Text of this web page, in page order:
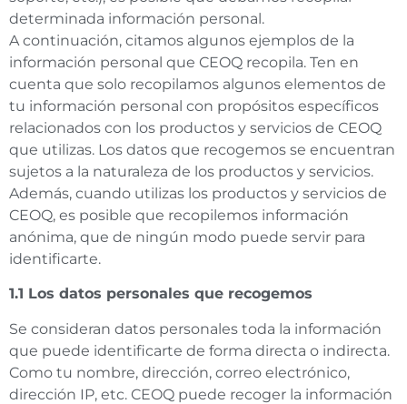
determinada información personal.
A continuación, citamos algunos ejemplos de la
información personal que CEOQ recopila. Ten en
cuenta que solo recopilamos algunos elementos de
tu información personal con propósitos específicos
relacionados con los productos y servicios de CEOQ
que utilizas. Los datos que recogemos se encuentran
sujetos a la naturaleza de los productos y servicios.
Además, cuando utilizas los productos y servicios de
CEOQ, es posible que recopilemos información
anónima, que de ningún modo puede servir para
identificarte.
1.1 Los datos personales que recogemos
Se consideran datos personales toda la información
que puede identificarte de forma directa o indirecta.
Como tu nombre, dirección, correo electrónico,
dirección IP, etc. CEOQ puede recoger la información